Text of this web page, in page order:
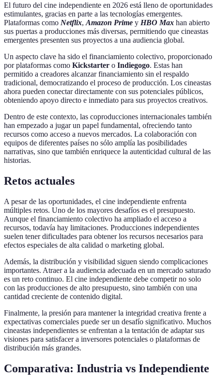
El futuro del cine independiente en 2026 está lleno de oportunidades
estimulantes, gracias en parte a las tecnologías emergentes.
Plataformas como Netflix, Amazon Prime y HBO Max han abierto
sus puertas a producciones más diversas, permitiendo que cineastas
emergentes presenten sus proyectos a una audiencia global.
Un aspecto clave ha sido el financiamiento colectivo, proporcionado
por plataformas como Kickstarter o Indiegogo. Estas han
permitido a creadores alcanzar financiamiento sin el respaldo
tradicional, democratizando el proceso de producción. Los cineastas
ahora pueden conectar directamente con sus potenciales públicos,
obteniendo apoyo directo e inmediato para sus proyectos creativos.
Dentro de este contexto, las coproducciones internacionales también
han empezado a jugar un papel fundamental, ofreciendo tanto
recursos como acceso a nuevos mercados. La colaboración con
equipos de diferentes países no sólo amplía las posibilidades
narrativas, sino que también enriquece la autenticidad cultural de las
historias.
Retos actuales
A pesar de las oportunidades, el cine independiente enfrenta
múltiples retos. Uno de los mayores desafíos es el presupuesto.
Aunque el financiamiento colectivo ha ampliado el acceso a
recursos, todavía hay limitaciones. Producciones independientes
suelen tener dificultades para obtener los recursos necesarios para
efectos especiales de alta calidad o marketing global.
Además, la distribución y visibilidad siguen siendo complicaciones
importantes. Atraer a la audiencia adecuada en un mercado saturado
es un reto continuo. El cine independiente debe competir no solo
con las producciones de alto presupuesto, sino también con una
cantidad creciente de contenido digital.
Finalmente, la presión para mantener la integridad creativa frente a
expectativas comerciales puede ser un desafío significativo. Muchos
cineastas independientes se enfrentan a la tentación de adaptar sus
visiones para satisfacer a inversores potenciales o plataformas de
distribución más grandes.
Comparativa: Industria vs Independiente